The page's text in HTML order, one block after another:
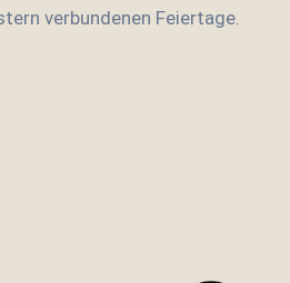
verbundenen Feiertage.